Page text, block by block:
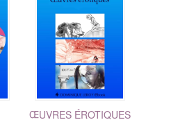
ŒUVRES ÉROTIQUES